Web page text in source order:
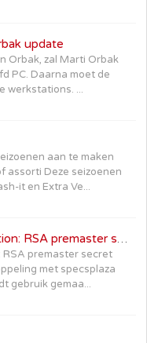
update
Orbak, zal Marti Orbak
PC. Daarna moet de
werkstations. ...
aan te maken
assorti Deze seizoenen
it en Extra Ve...
Component java.lang.Exception: RSA premaster secret error.
RSA premaster secret
met specsplaza
gebruik gemaa...